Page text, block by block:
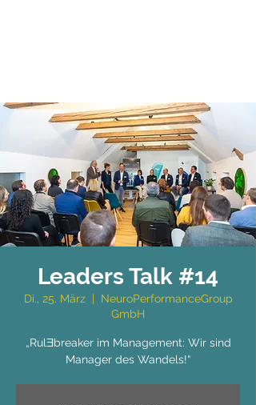
Leaders Talk #14
Di., 25. März
  |
NeuroPerformanceGroup
GmbH
„RulƎbreaker im Management: Wir sind